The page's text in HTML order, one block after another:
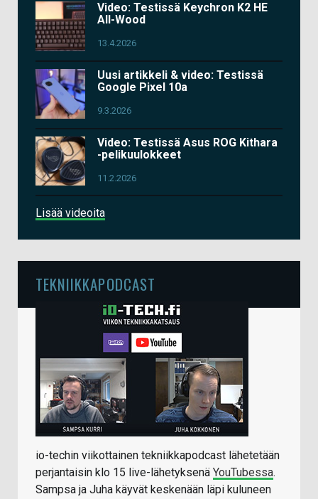
Video: Testissä Keychron K2 HE
All-Wood
13.4.2026
Uusi artikkeli & video: Testissä
Google Pixel 10a
9.3.2026
Video: Testissä Asus ROG Kithara
-pelikuulokkeet
11.2.2026
Lisää videoita
TEKNIIKKAPODCAST
io-techin viikottainen tekniikkapodcast lähetetään
perjantaisin klo 15 live-lähetyksenä YouTubessa.
Sampsa ja Juha käyvät keskenään läpi kuluneen